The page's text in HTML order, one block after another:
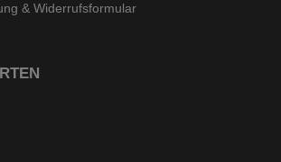
& Widerrufsformular